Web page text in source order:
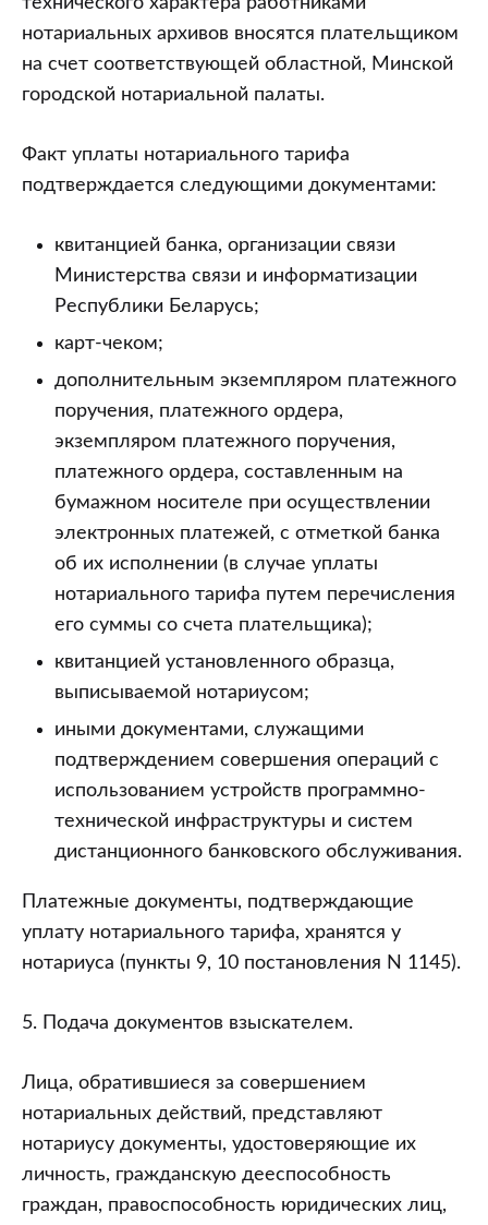
нотариальных архивов вносятся плательщиком
на счет соответствующей областной, Минской
городской нотариальной палаты.
Факт уплаты нотариального тарифа
подтверждается следующими документами:
квитанцией банка, организации связи
Министерства связи и информатизации
Республики Беларусь;
карт-чеком;
дополнительным экземпляром платежного
поручения, платежного ордера,
экземпляром платежного поручения,
платежного ордера, составленным на
бумажном носителе при осуществлении
электронных платежей, с отметкой банка
об их исполнении (в случае уплаты
нотариального тарифа путем перечисления
его суммы со счета плательщика);
квитанцией установленного образца,
выписываемой нотариусом;
иными документами, служащими
подтверждением совершения операций с
использованием устройств программно-
технической инфраструктуры и систем
дистанционного банковского обслуживания.
Платежные документы, подтверждающие
уплату нотариального тарифа, хранятся у
нотариуса (пункты 9, 10 постановления N 1145).
5. Подача документов взыскателем.
Лица, обратившиеся за совершением
нотариальных действий, представляют
нотариусу документы, удостоверяющие их
личность, гражданскую дееспособность
граждан, правоспособность юридических лиц,